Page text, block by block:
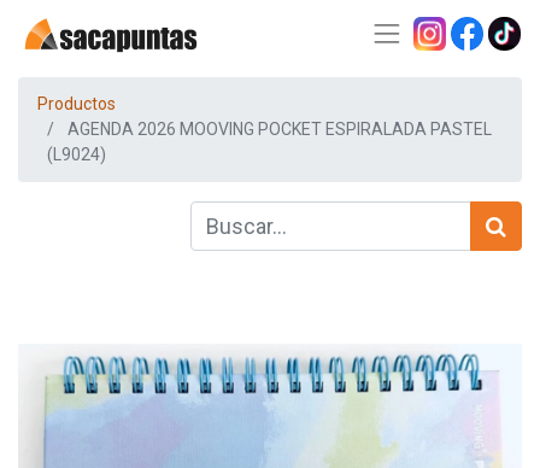
Productos
AGENDA 2026 MOOVING POCKET ESPIRALADA PASTEL
(L9024)